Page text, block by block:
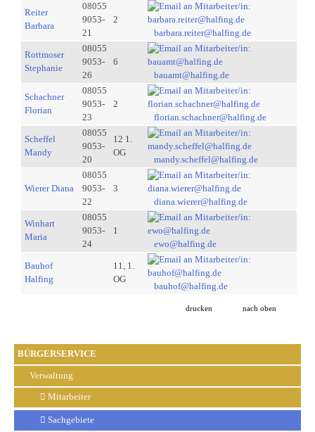
BÜRGERSERVICE
Verwaltung
Mitarbeiter
Sachgebiete
Reiter
Barbara
08055
9053-
21
2
barbara.reiter@halfing.de
Rottmoser
Stephanie
08055
9053-
26
6
bauamt@halfing.de
Schachner
Florian
08055
9053-
23
2
florian.schachner@halfing.de
Scheffel
Mandy
08055
9053-
20
12 1.
OG
mandy.scheffel@halfing.de
Wierer Diana
08055
9053-
22
3
diana.wierer@halfing.de
Winhart
Maria
08055
9053-
24
1
ewo@halfing.de
Bauhof
Halfing
11, 1.
OG
bauhof@halfing.de
drucken nach oben